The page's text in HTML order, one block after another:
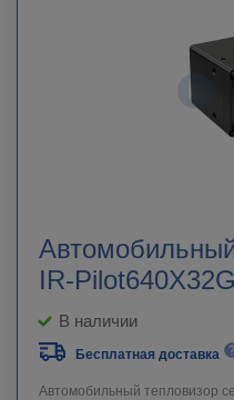
IR-Pilot640X32G
В наличии
Бесплатная доставка
Автомобильный тепловизор